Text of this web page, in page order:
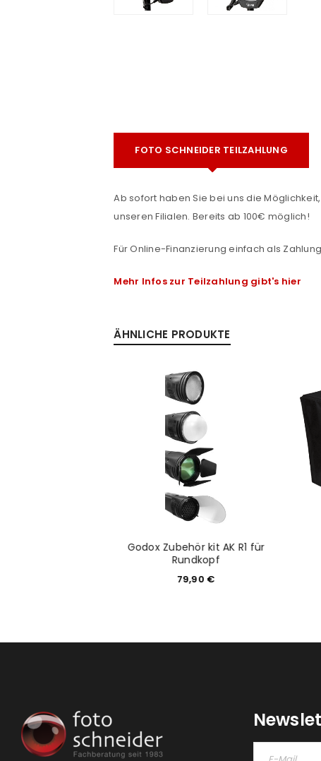
Benutzername oder E-Mail-
Passwort*
ANMELDEN
PASSWORT VERGESSEN?
FOTO SCHNEIDER TEILZAHLUNG
Ab sofort haben Sie bei uns die
unseren Filialen. Bereits ab 100€ möglich!
Für Online-Finanzierung einfach als
Mehr Infos zur Teilzahlung gibt's hier
ÄHNLICHE PRODUKTE
Godox Zubehör kit AK R1 für
Rundkopf
79,90 €